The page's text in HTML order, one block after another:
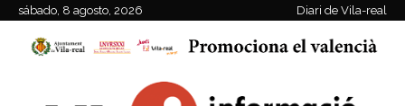
sábado, 8 agosto, 2026 Diari de Vila-real